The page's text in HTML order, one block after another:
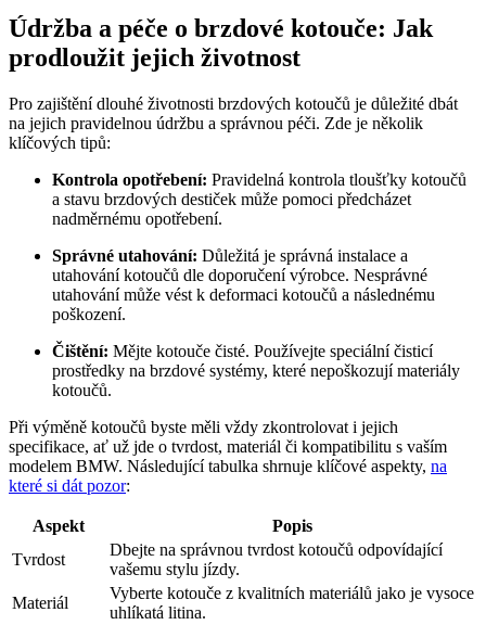
Údržba a péče o brzdové kotouče: Jak
prodloužit jejich životnost
Pro zajištění dlouhé životnosti brzdových kotoučů je důležité dbát
na jejich pravidelnou údržbu a správnou péči. Zde je několik
klíčových tipů:
Kontrola opotřebení: Pravidelná kontrola tloušťky kotoučů
a stavu brzdových destiček může pomoci předcházet
nadměrnému opotřebení.
Správné utahování: Důležitá je správná instalace a
utahování kotoučů dle doporučení výrobce. Nesprávné
utahování může vést k deformaci kotoučů a následnému
poškození.
Čištění: Mějte kotouče čisté. Používejte speciální čisticí
prostředky na brzdové systémy, které nepoškozují materiály
kotoučů.
Při výměně kotoučů byste měli vždy zkontrolovat i jejich
specifikace, ať už jde o tvrdost, materiál či kompatibilitu s vaším
modelem BMW. Následující tabulka shrnuje klíčové aspekty, na
které si dát pozor:
Aspekt
Popis
Tvrdost
Dbejte na správnou tvrdost kotoučů odpovídající
vašemu stylu jízdy.
Materiál
Vyberte kotouče z kvalitních materiálů jako je vysoce
uhlíkatá litina.